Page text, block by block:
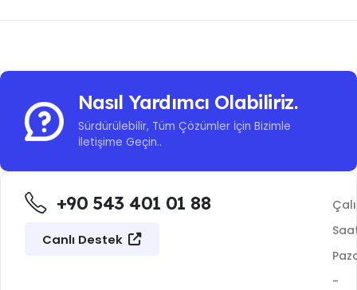
Nasıl Yardımcı Olabiliriz.
Sürdürülebilir, Tüm Çözümler İçin Bizimle
İletişime Geçin..
+90 543 401 01 88
Canlı Destek
-